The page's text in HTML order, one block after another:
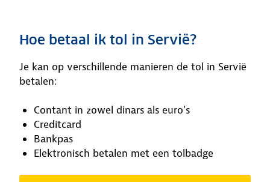
Hoe betaal ik tol in Servië?
Je kan op verschillende manieren de tol in Servië
betalen:
Contant in zowel dinars als euro’s
Creditcard
Bankpas
Elektronisch betalen met een tolbadge